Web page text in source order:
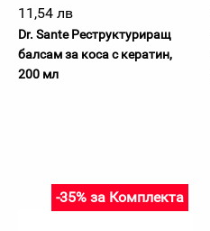
11,54 лв
Dr. Sante Реструктуриращ
балсам за коса с кератин,
200 мл
-35% за Комплекта